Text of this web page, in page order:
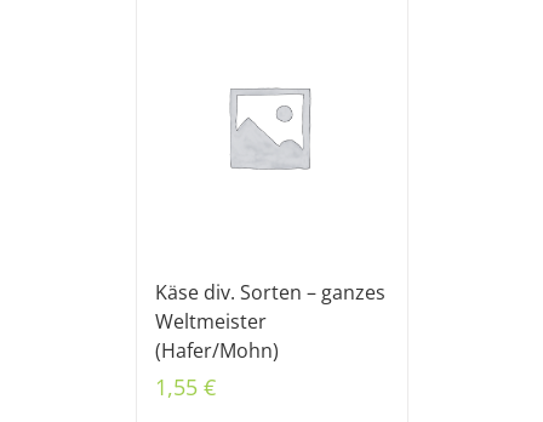
Käse div. Sorten – ganzes
Weltmeister
(Hafer/Mohn)
1,55 €